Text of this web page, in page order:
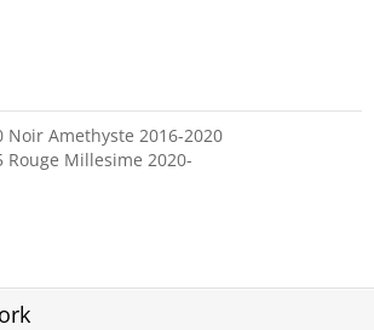
Noir Amethyste 2016-2020
Rouge Millesime 2020-